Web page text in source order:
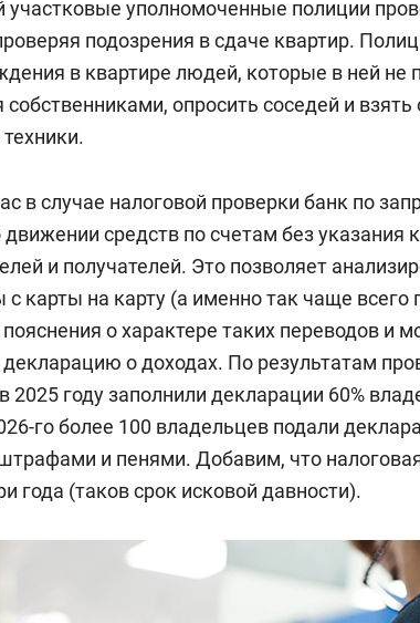
участковые уполномоченные полиции
подозрения в сдаче квартир.
в квартире людей, которые в ней не
собственниками, опросить соседей и
в случае налоговой проверки банк по
средств по счетам без указания
и получателей. Это позволяет
с карты на карту (а именно так чаще всего
о характере таких переводов и
декларацию о доходах. По результатам
2025 году заполнили декларации 60%
го более 100 владельцев подали
и пенями. Добавим, что
года (таков срок исковой давности).